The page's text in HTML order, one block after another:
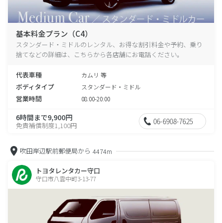
基本料金プラン（C4）
スタンダード・ミドルのレンタル、お得な割引料金や予約、乗り
捨てなどの詳細は、こちらから各店舗にお電話ください。
代表車種 カムリ 等
ボディタイプ スタンダード・ミドル
営業時間 08:00-20:00
6時間まで9,900円
免責補償制度1,100円 06-6908-7625
吹田岸辺駅前郵便局から 4474m
トヨタレンタカー守口
守口市八雲中町3-13-77